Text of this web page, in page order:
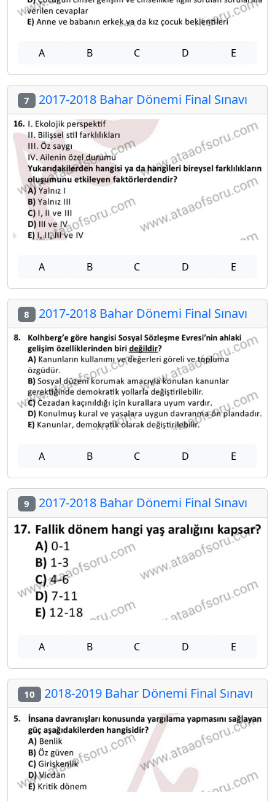
A B C D E
7 2017-2018 Bahar Dönemi Final Sınavı
A B C D E
8 2017-2018 Bahar Dönemi Final Sınavı
A B C D E
9 2017-2018 Bahar Dönemi Final Sınavı
A B C D E
10 2018-2019 Bahar Dönemi Final Sınavı